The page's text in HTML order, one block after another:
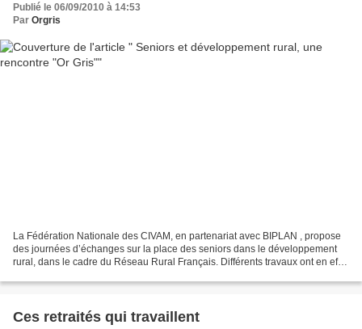
Publié le 06/09/2010 à 14:53
Par Orgris
La Fédération Nationale des CIVAM, en partenariat avec BIPLAN , propose
des journées d’échanges sur la place des seniors dans le développement
rural, dans le cadre du Réseau Rural Français. Différents travaux ont en effet
Ces retraités qui travaillent